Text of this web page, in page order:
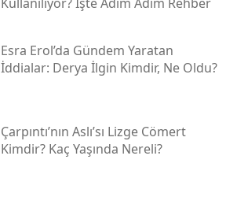
Esra Erol’da Gündem Yaratan
İddialar: Derya İlgin Kimdir, Ne Oldu?
Çarpıntı’nın Aslı’sı Lizge Cömert
Kimdir? Kaç Yaşında Nereli?